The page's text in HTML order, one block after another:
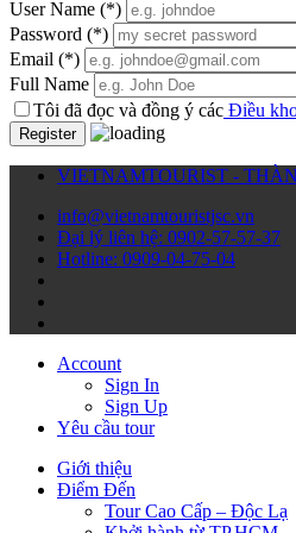
User Name (*)
Password (*)
Email (*)
Full Name
Tôi đã đọc và đồng ý các Điều
Register
VIETNAMTOURIST -
info@vietnamtouristjsc.vn
Đại lý liên hệ: 0902-57-57-37
Hotline: 0909-04-75-04
Account
Sign In
Sign Up
Yêu cầu tour
Giới thiệu
Điểm Đến
Tour Cao Cấp – Độc Lạ